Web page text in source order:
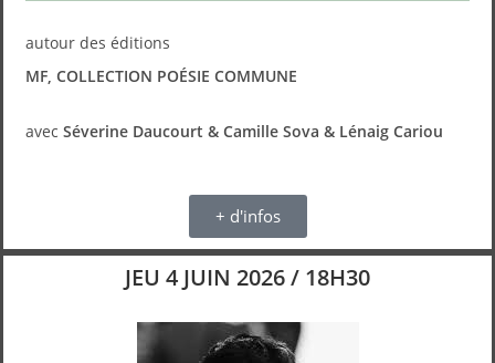
autour des éditions
MF, COLLECTION POÉSIE COMMUNE
avec Séverine Daucourt & Camille Sova & Lénaig Cariou
+ d'infos
JEU 4 JUIN 2026 / 18H30